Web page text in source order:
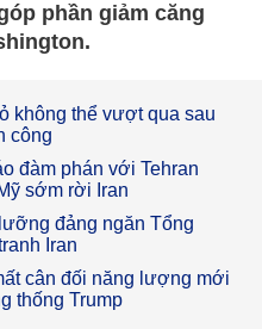
phần giảm căng
không thể vượt qua sau
công
đàm phán với Tehran
sớm rời Iran
đảng ngăn Tổng
Iran
cân đối năng lượng mới
thống Trump